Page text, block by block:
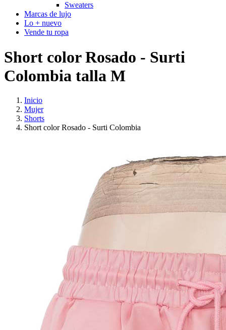
Sweaters
Marcas de lujo
Lo + nuevo
Vende tu ropa
Short color Rosado - Surti
Colombia talla M
Inicio
Mujer
Shorts
Short color Rosado - Surti Colombia